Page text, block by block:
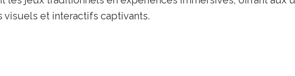
et interactifs captivants.